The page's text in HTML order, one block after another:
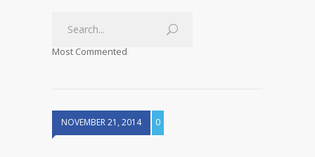
Most Commented
NOVEMBER 21, 2014 0